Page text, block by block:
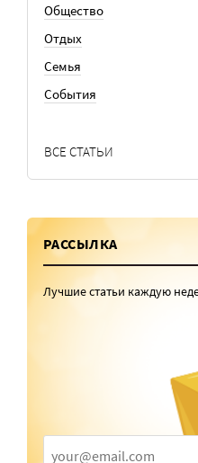
Общество
Отдых
Семья
События
ВСЕ СТАТЬИ
РАССЫЛКА
Лучшие статьи каждую